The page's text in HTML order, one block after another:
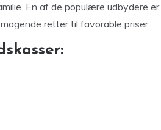
En af de populære udbydere er
retter til favorable priser.